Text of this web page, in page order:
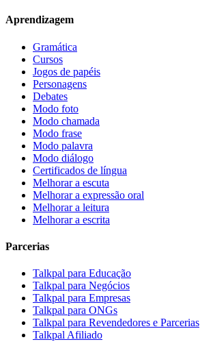
Aprendizagem
Gramática
Cursos
Jogos de papéis
Personagens
Debates
Modo foto
Modo chamada
Modo frase
Modo palavra
Modo diálogo
Certificados de língua
Melhorar a escuta
Melhorar a expressão oral
Melhorar a leitura
Melhorar a escrita
Parcerias
Talkpal para Educação
Talkpal para Negócios
Talkpal para Empresas
Talkpal para ONGs
Talkpal para Revendedores e Parcerias
Talkpal Afiliado